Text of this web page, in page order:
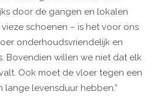
door de gangen en lokalen
schoenen – is het voor ons
onderhoudsvriendelijk en
Bovendien willen we niet dat elk
Ook moet de vloer tegen een
lange levensduur hebben.”